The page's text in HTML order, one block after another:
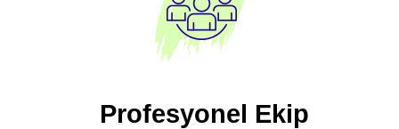
Profesyonel Ekip